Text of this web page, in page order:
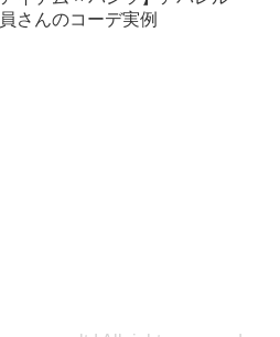
さんのコーデ実例